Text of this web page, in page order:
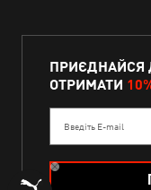
ПРИЄДНАЙСЯ
ОТРИМАТИ
Введіть E-mail